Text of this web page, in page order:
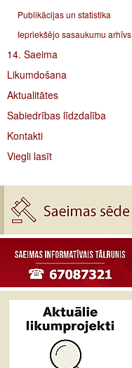
Publikācijas un statistika
Iepriekšējo sasaukumu arhīvs
14. Saeima
Likumdošana
Aktualitātes
Sabiedrības līdzdalība
Kontakti
Viegli lasīt